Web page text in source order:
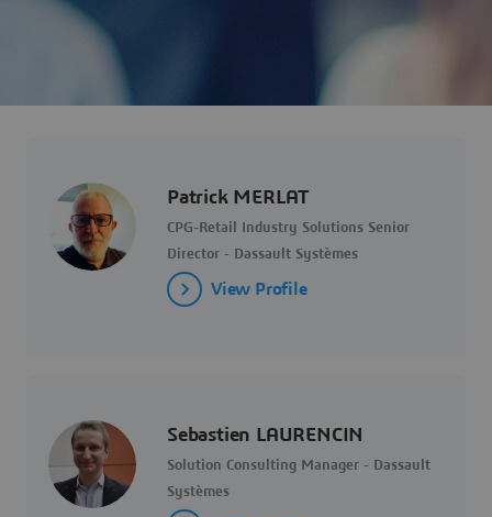
Patrick MERLAT
CPG-Retail Industry Solutions Senior
Director - Dassault Systèmes
View Profile
Sebastien LAURENCIN
Solution Consulting Manager - Dassault
Systèmes